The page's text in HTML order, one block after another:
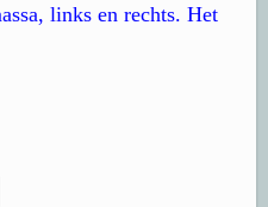
links en rechts. Het